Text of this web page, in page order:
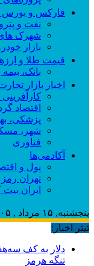
فارکس و بورس
نفت و
شهرک
بازار
قیمت طلا و
بانک،
اخبار بازار
کارآفرینی
اقتصاد
پزشکی،
شهر،
فناوری
آکادمی‌ها
پول و
تهران رمز
ایران
پنجشنبه, ۱۵ مرداد , ۱۴۰۵ برابر با - Thursday, 6 August , 2026
تیتر اخبار:
دلار به کف
تنگه هرمز